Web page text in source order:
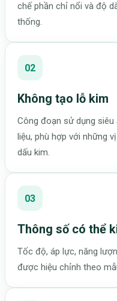
chế phần chỉ nổi và độ
thống.
02
Không tạo lỗ kim
Công đoạn sử dụng
liệu, phù hợp với những
dấu kim.
03
Thông số có thể
Tốc độ, áp lực, năng
được hiệu chỉnh theo